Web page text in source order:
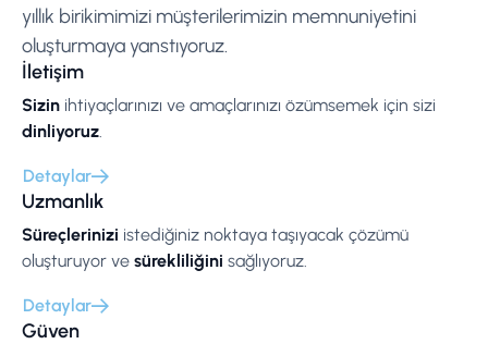
yıllık birikimimizi müşterilerimizin memnuniyetini
oluşturmaya yanstıyoruz.
İletişim
Sizin ihtiyaçlarınızı ve amaçlarınızı özümsemek için sizi
dinliyoruz
Detaylar
Uzmanlık
Süreçlerinizi istediğiniz noktaya taşıyacak çözümü
oluşturuyor ve sürekliliğini sağlıyoruz.
Detaylar
Güven